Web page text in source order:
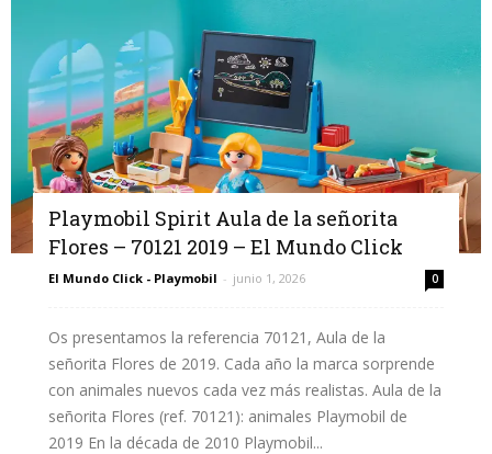
Playmobil Spirit Aula de la señorita
Flores – 70121 2019 – El Mundo Click
El Mundo Click - Playmobil - junio 1, 2026 0
Os presentamos la referencia 70121, Aula de la
señorita Flores de 2019. Cada año la marca sorprende
con animales nuevos cada vez más realistas. Aula de la
señorita Flores (ref. 70121): animales Playmobil de
2019 En la década de 2010 Playmobil...